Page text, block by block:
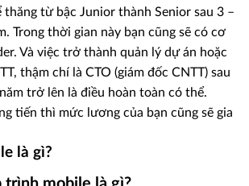
từ bậc Junior thành Senior sau 3 –
Trong thời gian này bạn cũng sẽ có cơ
Và việc trở thành quản lý dự án hoặc
thậm chí là CTO (giám đốc CNTT) sau
trở lên là điều hoàn toàn có thể.
tiến thì mức lương của bạn cũng sẽ gia
là gì?